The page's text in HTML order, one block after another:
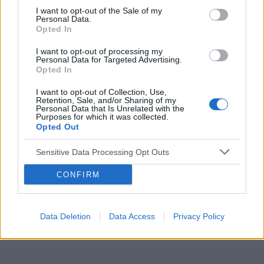
I want to opt-out of the Sale of my
Personal Data.
Opted In
I want to opt-out of processing my
Personal Data for Targeted Advertising.
Opted In
I want to opt-out of Collection, Use,
Retention, Sale, and/or Sharing of my
Personal Data that Is Unrelated with the
Purposes for which it was collected.
Opted Out
Sensitive Data Processing Opt Outs
CONFIRM
Data Deletion Data Access Privacy Policy
zawyżony testosteron i narasta mi
endometrium, więc dobrano mi tabletki Atywia
super, miałam mniejsze krwawienia, ale
wpływały na emocje, jednak wszystko do
opanowania w tym temacie. Niestety po około
roku rozpoczął mi się poważny stan zapalny w
palcach u stóp i stwierdzono, że przez chorobę
EDS i skłonności do reumatyzmu nie mogę
przyjmować tabletek dwuskladnikowych, bo
przyśpieszy mi to reumatyzm.. Więc zmieniono
mi na tabletki Slinda i teraz zaczynam 3. miesiąc.
Mocno wpływają na nastrój i nie mogę sobie z
tym zbytnio poradzić, dodatkowo krwawie
między odstawieniami i mam bóle brzucha. Nie
czy próbować czegoś innego .... Moja doktor
zdrowe odżywianie styl życia